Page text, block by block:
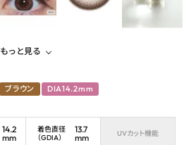
もっと見る
ブラウン
DIA14.2mm
14.2
mm
着色直径
（GDIA）
13.7
mm
UVカット機能